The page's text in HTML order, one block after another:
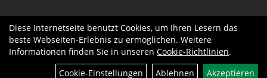
Diese Internetseite benutzt Cookies, um Ihren Lesern das
beste Webseiten-Erlebnis zu ermöglichen. Weitere
Informationen finden Sie in unseren Cookie-Richtlinien.
Cookie-Einstellungen
Ablehnen Akzeptieren